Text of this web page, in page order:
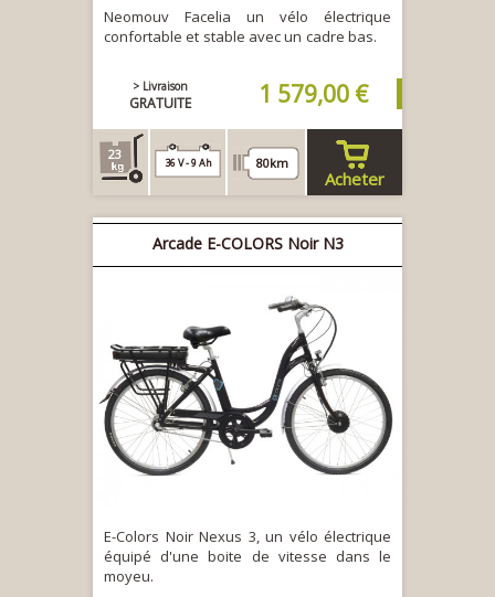
Neomouv Facelia un vélo électrique
confortable et stable avec un cadre bas.
> Livraison
GRATUITE 1 579,00 €
23
36 V - 9 Ah 80km
Acheter
Arcade E-COLORS Noir N3
E-Colors Noir Nexus 3, un vélo électrique
équipé d'une boite de vitesse dans le
moyeu.